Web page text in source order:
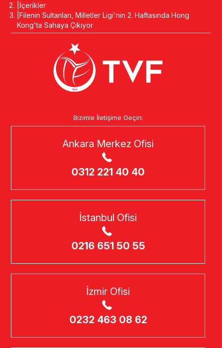
İçerikler
Filenin Sultanları, Milletler Ligi'nin 2. Haftasında Hong
Kong'ta Sahaya Çıkıyor
Bizimle İletişime Geçin:
Ankara Merkez Ofisi
0312 221 40 40
İstanbul Ofisi
0216 651 50 55
İzmir Ofisi
0232 463 08 62